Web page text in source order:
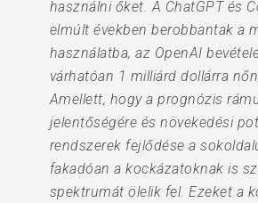
használni őket. A ChatGPT és
elmúlt években berobbantak a
használatba, az OpenAI
várhatóan 1 milliárd dollárra
Amellett, hogy a prognózis
jelentőségére és növekedési
rendszerek fejlődése a
fakadóan a kockázatoknak is
spektrumát ölelik fel. Ezeket a